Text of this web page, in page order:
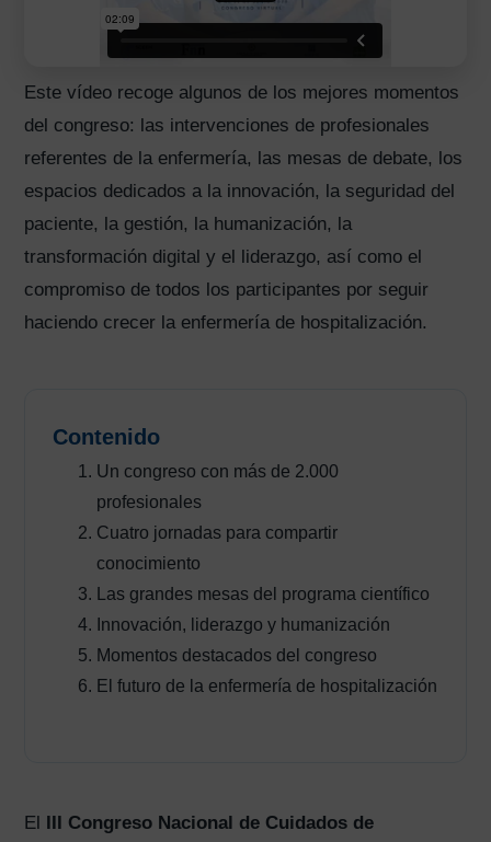
Este vídeo recoge algunos de los mejores momentos
del congreso: las intervenciones de profesionales
referentes de la enfermería, las mesas de debate, los
espacios dedicados a la innovación, la seguridad del
paciente, la gestión, la humanización, la
transformación digital y el liderazgo, así como el
compromiso de todos los participantes por seguir
haciendo crecer la enfermería de hospitalización.
Contenido
Un congreso con más de 2.000
profesionales
Cuatro jornadas para compartir
conocimiento
Las grandes mesas del programa científico
Innovación, liderazgo y humanización
Momentos destacados del congreso
El futuro de la enfermería de hospitalización
El III Congreso Nacional de Cuidados de